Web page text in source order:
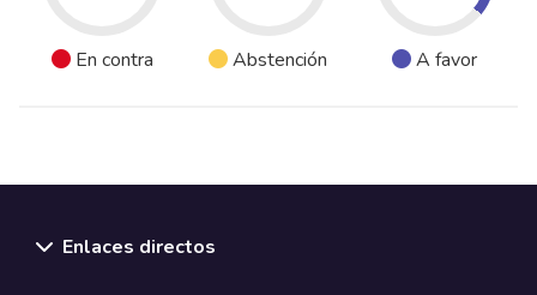
En contra Abstención A favor
Enlaces directos